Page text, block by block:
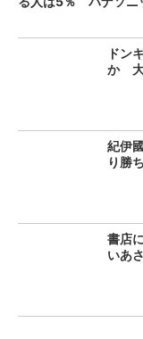
ドン
か 大
紀伊
り勝
書店
いあ